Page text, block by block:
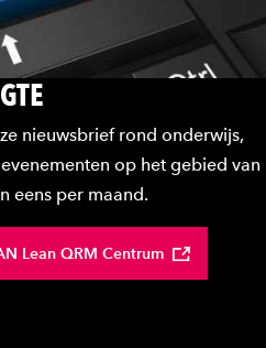
nieuwsbrief rond onderwijs,
op het gebied van
eens per maand.
Lean QRM Centrum